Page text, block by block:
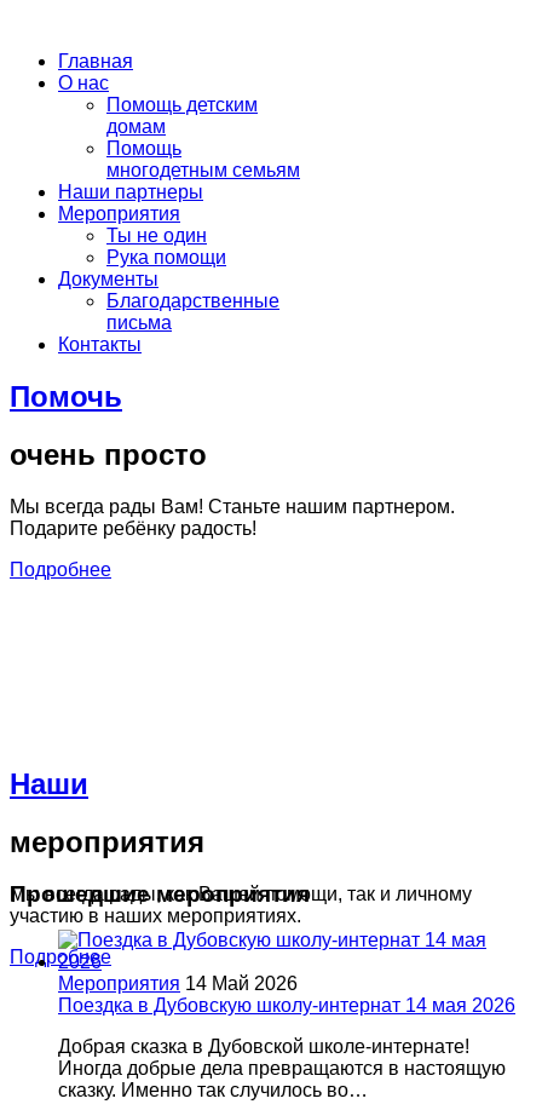
Главная
О нас
Помощь детским
домам
Помощь
многодетным семьям
Наши партнеры
Мероприятия
Ты не один
Рука помощи
Документы
Благодарственные
письма
Контакты
Помочь
очень просто
Мы всегда рады Вам! Станьте нашим партнером.
Подарите ребёнку радость!
Подробнее
Наши
мероприятия
Мы всегда рады, как Вашей помощи, так и личному
участию в наших мероприятиях.
Подробнее
Прошедшие мероприятия
Мероприятия 14 Май 2026
Поездка в Дубовскую школу-интернат 14 мая 2026
Добрая сказка в Дубовской школе-интернате!
Иногда добрые дела превращаются в настоящую
сказку. Именно так случилось во…